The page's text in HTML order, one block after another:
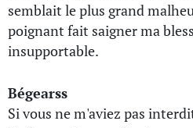
semblait le plus grand
poignant fait saigner ma
insupportable.
Bégearss
Si vous ne m'aviez pas